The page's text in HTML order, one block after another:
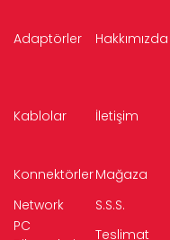
Adaptörler Hakkımızda
Kablolar İletişim
KonnektörlerMağaza
Network
S.S.S.
PC
Teslimat